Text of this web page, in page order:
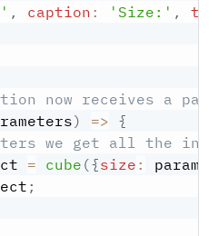
, caption : 'Size:' ,
now receives a
) => {
we get all the
= cube ({size :
;